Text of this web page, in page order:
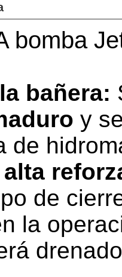
bomba
bañera:
y
de
alta
de
la